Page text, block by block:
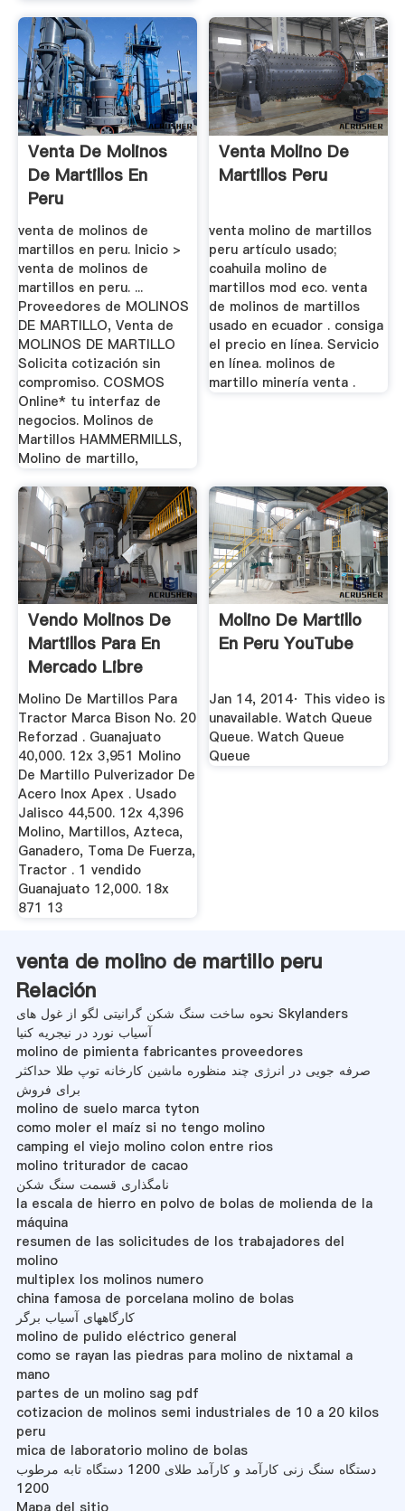
Venta De Molinos
De Martillos En
Peru
venta de molinos de
martillos en peru. Inicio >
venta de molinos de
martillos en peru. ...
Proveedores de MOLINOS
DE MARTILLO, Venta de
MOLINOS DE MARTILLO
Solicita cotización sin
compromiso. COSMOS
Online* tu interfaz de
negocios. Molinos de
Martillos HAMMERMILLS,
Molino de martillo,
Venta Molino De
Martillos Peru
venta molino de martillos
peru artículo usado;
coahuila molino de
martillos mod eco. venta
de molinos de martillos
usado en ecuador . consiga
el precio en línea. Servicio
en línea. molinos de
martillo minería venta .
Vendo Molinos De
Martillos Para En
Mercado Libre
México
Molino De Martillos Para
Tractor Marca Bison No. 20
Reforzad . Guanajuato
40,000. 12x 3,951 Molino
De Martillo Pulverizador De
Acero Inox Apex . Usado
Jalisco 44,500. 12x 4,396
Molino, Martillos, Azteca,
Ganadero, Toma De Fuerza,
Tractor . 1 vendido
Guanajuato 12,000. 18x
871 13
Molino De Martillo
En Peru YouTube
Jan 14, 2014· This video is
unavailable. Watch Queue
Queue. Watch Queue
Queue
venta de molino de martillo peru
Relación
نحوه ساخت سنگ شکن گرانیتی لگو از غول های Skylanders
آسیاب نورد در نیجریه کنیا
molino de pimienta fabricantes proveedores
صرفه جویی در انرژی چند منظوره ماشین کارخانه توپ طلا حداکثر
برای فروش
molino de suelo marca tyton
como moler el maíz si no tengo molino
camping el viejo molino colon entre rios
molino triturador de cacao
نامگذاری قسمت سنگ شکن
la escala de hierro en polvo de bolas de molienda de la
máquina
resumen de las solicitudes de los trabajadores del
molino
multiplex los molinos numero
china famosa de porcelana molino de bolas
کارگاههای آسیاب برگر
molino de pulido eléctrico general
como se rayan las piedras para molino de nixtamal a
mano
partes de un molino sag pdf
cotizacion de molinos semi industriales de 10 a 20 kilos
peru
mica de laboratorio molino de bolas
دستگاه سنگ زنی کارآمد و کارآمد طلای 1200 دستگاه تابه مرطوب
1200
Mapa del sitio